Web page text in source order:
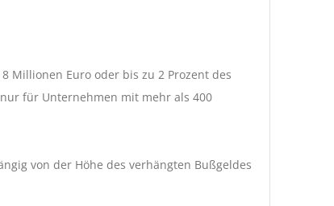
Millionen Euro oder bis zu 2 Prozent des
für Unternehmen mit mehr als 400
von der Höhe des verhängten Bußgeldes